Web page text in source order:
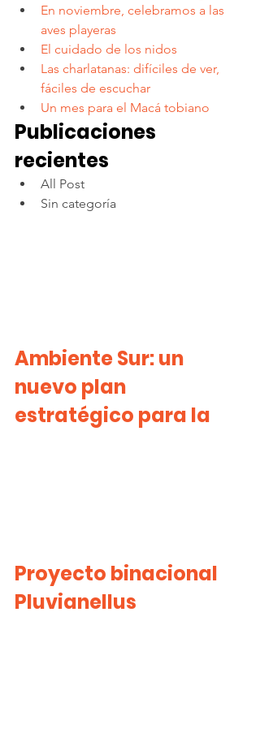
En noviembre, celebramos a las
aves playeras
El cuidado de los nidos
Las charlatanas: difíciles de ver,
fáciles de escuchar
Un mes para el Macá tobiano
Publicaciones
recientes
All Post
Sin categoría
Ambiente Sur: un
nuevo plan
estratégico para la
Proyecto binacional
Pluvianellus